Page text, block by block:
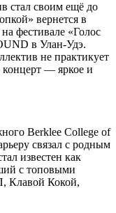
стал своим ещё до
вернется в
фестивале «Голос
в Улан-Удэ.
не практикует
— яркое и
Berklee College of
связал с родным
известен как
с топовыми
Клавой Кокой,